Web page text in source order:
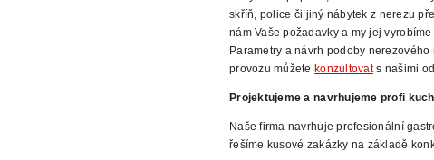
skříň, police či jiný nábytek z nerezu
nám Vaše požadavkya my jej
Parametry a návrh podoby
provozu můžete konzultovats našimi
Projektujeme a navrhujeme profi
Naše firma navrhuje profesionální
řešíme kusové zakázky na základě